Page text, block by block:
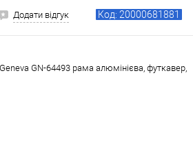
Додати відгук Код: 20000681881
GN-64493 рама алюмінієва, футкавер,